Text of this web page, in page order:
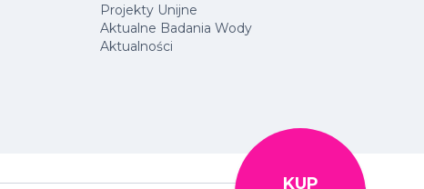
Projekty Unijne
Aktualne Badania Wody
Aktualności
KUP